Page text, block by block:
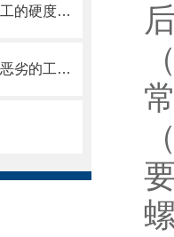
直线导轨防护罩决定铸件加工的硬度值指标
不锈钢板导轨防护罩能够在恶劣的工作环境中长期使用